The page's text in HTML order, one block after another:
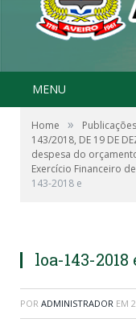
MENU
Home »
143/2018, DE 19 DE
despesa do
Exercício Financeiro
143-2018 e
loa-143-2018
POR ADMINISTRADOR EM